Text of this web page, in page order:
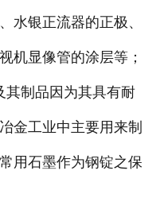
电子产品
水银正流器的正极、
机显像管的涂层等；
制品因为其具有耐
金工业中主要用来制
用石墨作为钢锭之保